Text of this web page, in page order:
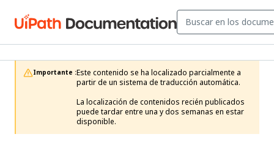
Importante :Este contenido se ha localizado parcialmente a
partir de un sistema de traducción automática.
La localización de contenidos recién publicados
puede tardar entre una y dos semanas en estar
disponible.